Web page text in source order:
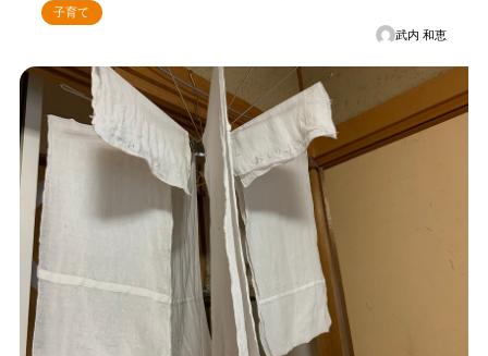
子育て
武内 和恵